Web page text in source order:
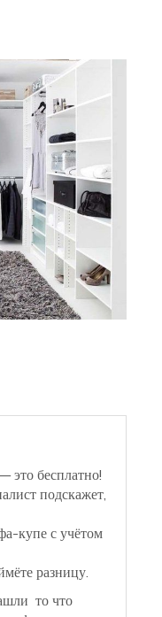
это бесплатно!
подскажет,
купе с учётом
разницу.
то что